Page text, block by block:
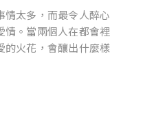
情太多，而最令人醉心
情。當兩個人在都會裡
的火花，會釀出什麼樣